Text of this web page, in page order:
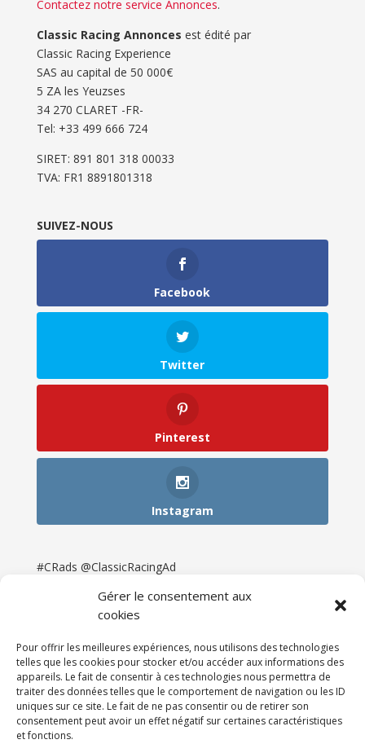
Gérer le consentement aux
cookies
Pour offrir les meilleures expériences, nous utilisons des technologies
telles que les cookies pour stocker et/ou accéder aux informations des
appareils. Le fait de consentir à ces technologies nous permettra de
traiter des données telles que le comportement de navigation ou les ID
uniques sur ce site. Le fait de ne pas consentir ou de retirer son
consentement peut avoir un effet négatif sur certaines caractéristiques
et fonctions.
Contactez notre service Annonces.
Classic Racing Annonces est édité par
Classic Racing Experience
SAS au capital de 50 000€
5 ZA les Yeuzses
34 270 CLARET -FR-
Tel: ‭+33 499 666 724‬
SIRET: 891 801 318 00033
TVA: FR1 8891801318
SUIVEZ-NOUS
Facebook
Twitter
Pinterest
Instagram
#CRads @ClassicRacingAd